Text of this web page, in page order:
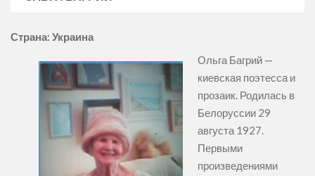
Страна: Украина
Ольга Багрий —
киевская поэтесса и
прозаик. Родилась в
Белоруссии 29
августа 1927.
Первыми
произведениями